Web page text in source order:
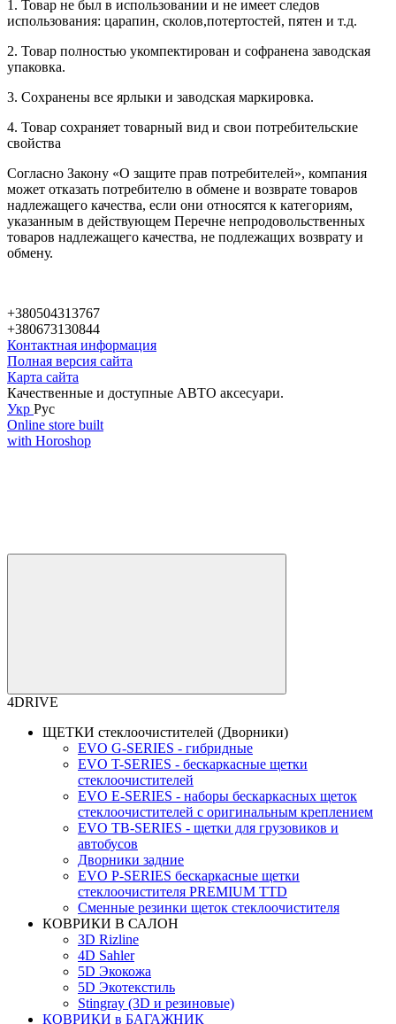
1. Товар не был в использовании и не имеет следов
использования: царапин, сколов,потертостей, пятен и т.д.
2. Товар полностью укомпектирован и софранена заводская
упаковка.
3. Сохранены все ярлыки и заводская маркировка.
4. Товар сохраняет товарный вид и свои потребительские
свойства
Согласно Закону «О защите прав потребителей», компания
может отказать потребителю в обмене и возврате товаров
надлежащего качества, если они относятся к категориям,
указанным в действующем Перечне непродовольственных
товаров надлежащего качества, не подлежащих возврату и
обмену.
+380504313767
+380673130844
Контактная информация
Полная версия сайта
Карта сайта
Качественные и доступные АВТО аксесуари.
Укр Рус
Online store built
with Horoshop
4DRIVE
ЩЕТКИ стеклоочистителей (Дворники)
EVO G-SERIES - гибридные
EVO T-SERIES - бескаркасные щетки
стеклоочистителей
EVO Е-SERIES - наборы бескаркасных щеток
стеклоочистителей с оригинальным креплением
EVO TB-SERIES - щетки для грузовиков и
автобусов
Дворники задние
EVO P-SERIES бескаркасные щетки
стеклоочистителя PREMIUM TTD
Сменные резинки щеток стеклоочистителя
КОВРИКИ В САЛОН
3D Rizline
4D Sahler
5D Экокожа
5D Экотекстиль
Stingray (3D и резиновые)
КОВРИКИ в БАГАЖНИК